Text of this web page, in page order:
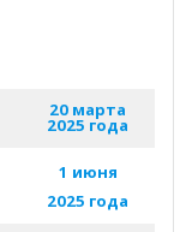
20 марта
2025 года
1 июня
2025 года